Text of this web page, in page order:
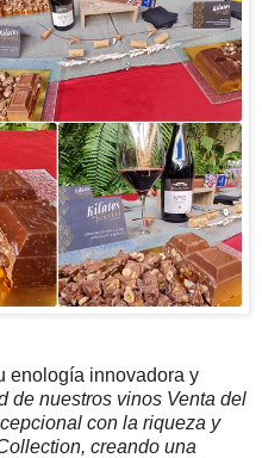
enología innovadora y
de nuestros vinos Venta del
con la riqueza y
creando una